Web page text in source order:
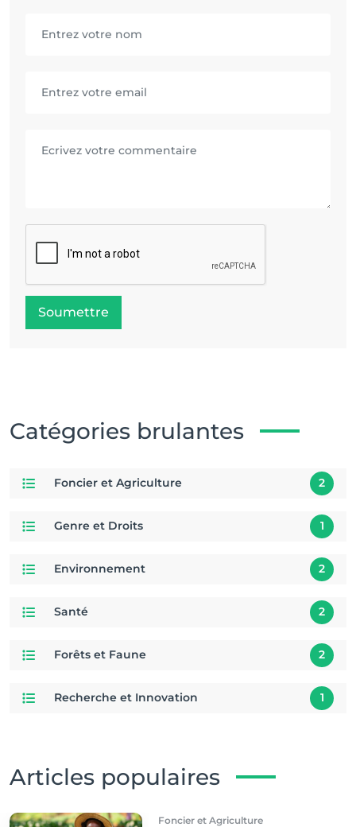
Soumettre
Catégories brulantes
Foncier et Agriculture 2
Genre et Droits 1
Environnement 2
Santé 2
Forêts et Faune 2
Recherche et Innovation 1
Articles populaires
Foncier et Agriculture